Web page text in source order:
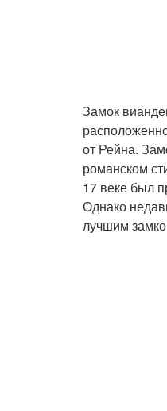
Замок
от Рейна.
романском
17 веке был
Однако
лучшим